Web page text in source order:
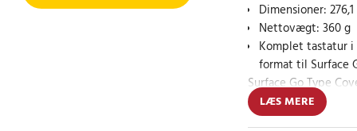
Dimensioner:
Nettovægt: 360 g
Komplet tastatur
format til Surface
Surface Go Type
tastaturtilbehør, der
som et traditionelt
LÆS MERE